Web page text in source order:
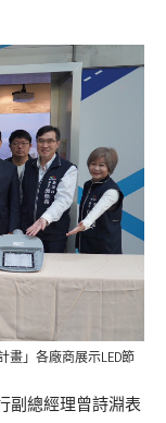
畫」各廠商展示LED節
副總經理曾詩淵表